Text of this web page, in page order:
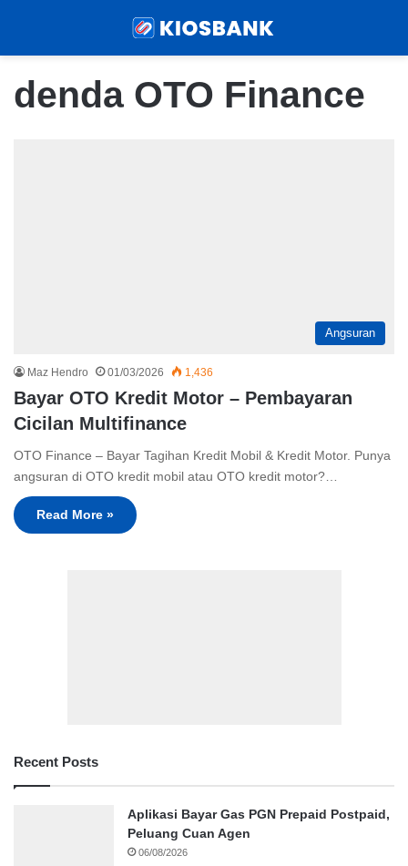
denda OTO Finance
Angsuran
Maz Hendro 01/03/2026 1,436
Bayar OTO Kredit Motor – Pembayaran
Cicilan Multifinance
OTO Finance – Bayar Tagihan Kredit Mobil & Kredit Motor. Punya
angsuran di OTO kredit mobil atau OTO kredit motor?…
Read More »
Recent Posts
Aplikasi Bayar Gas PGN Prepaid Postpaid,
Peluang Cuan Agen
06/08/2026